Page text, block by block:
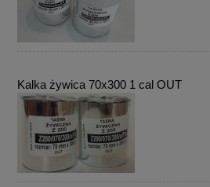
Kalka żywica 70x300 1 cal OUT